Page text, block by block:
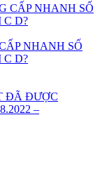
NHANH SỐ
D?
ĐÃ ĐƯỢC
–